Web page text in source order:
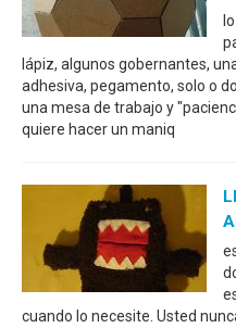
lápiz, algunos gobernantes,
adhesiva, pegamento, solo o
una mesa de trabajo y
quiere hacer un maniq
cuando lo necesite. Usted